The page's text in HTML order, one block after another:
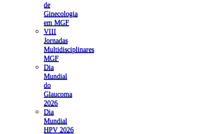
de
Ginecologia
em MGF
VIII
Jornadas
Multidisciplinares
MGF
Dia
Mundial
do
Glaucoma
2026
Dia
Mundial
HPV 2026